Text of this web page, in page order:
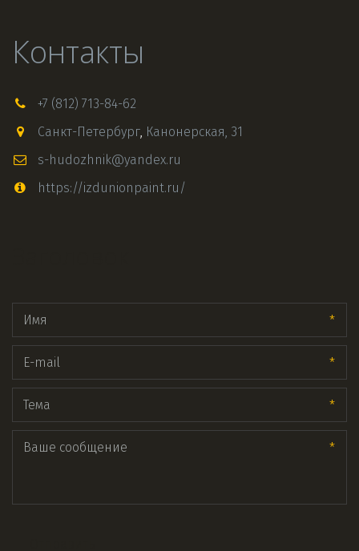
Контакты
+7 (812) 713-84-62
Санкт-Петербург Канонерская, 31
s-hudozhnik@yandex.ru
https://izdunionpaint.ru/
*
*
*
*